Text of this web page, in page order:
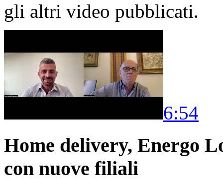
gli altri video pubblicati.
6:54
Home delivery, Energo
con nuove filiali